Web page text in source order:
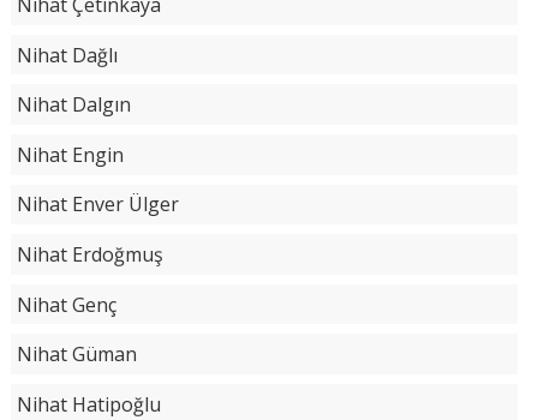
Nihat Dağlı
Nihat Dalgın
Nihat Engin
Nihat Enver Ülger
Nihat Erdoğmuş
Nihat Genç
Nihat Güman
Nihat Hatipoğlu